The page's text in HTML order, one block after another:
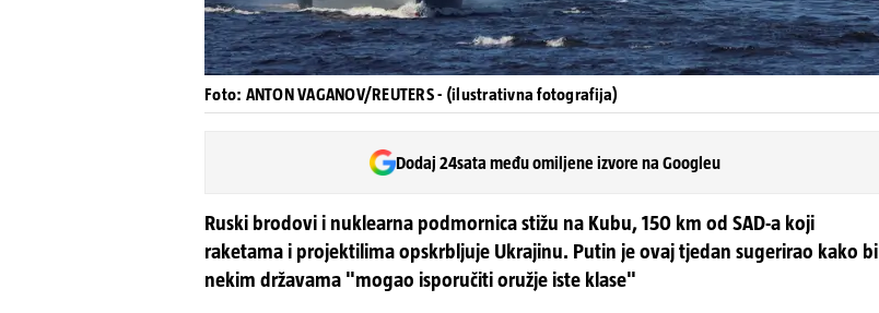
Foto: ANTON VAGANOV/REUTERS - (ilustrativna fotografija)
Dodaj 24sata među omiljene izvore na Googleu
Ruski brodovi i nuklearna podmornica stižu na Kubu, 150 km od SAD-a koji
raketama i projektilima opskrbljuje Ukrajinu. Putin je ovaj tjedan sugerirao kako bi
nekim državama "mogao isporučiti oružje iste klase"